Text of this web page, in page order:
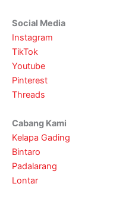
Social Media
Instagram
TikTok
Youtube
Pinterest
Threads
Cabang Kami
Kelapa Gading
Bintaro
Padalarang
Lontar